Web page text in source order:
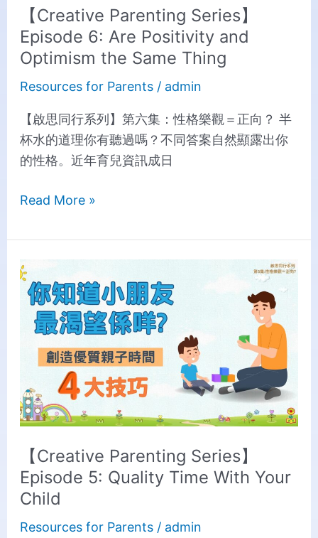
【Creative Parenting Series】
Episode 6: Are Positivity and
Optimism the Same Thing
Resources for Parents/ admin
【啟思同行系列】第六集：性格樂觀＝正向？ 半
杯水的道理你有聽過嗎？不同答案自然顯露出你
的性格。近年育兒資訊成日
the
Same
Thing
Read More »
【Creative Parenting Series】
Episode 5: Quality Time With Your
Child
Resources for Parents/ admin
【Creative
Parenting
Series】
Episode
Time
With
Child